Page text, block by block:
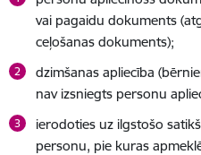
vai pagaidu dokuments
ceļošanas dokuments);
dzimšanas apliecība
nav izsniegts personu
ierodoties uz ilgstošo
personu, pie kuras